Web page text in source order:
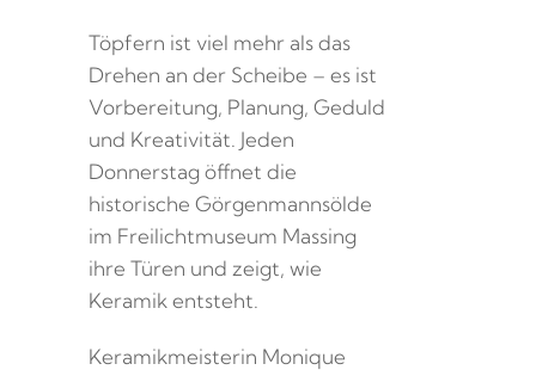
Töpfern ist viel mehr als das
Drehen an der Scheibe – es ist
Vorbereitung, Planung, Geduld
und Kreativität. Jeden
Donnerstag öffnet die
historische Görgenmannsölde
im Freilichtmuseum Massing
ihre Türen und zeigt, wie
Keramik entsteht.
Keramikmeisterin Monique